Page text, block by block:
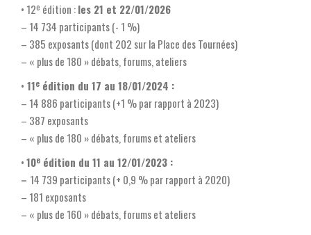
• 12e édition :les 21 et 22/01/2026
– 14 734 participants (- 1 %)
– 385 exposants (dont 202 sur la Place des Tournées)
– « plus de 180 » débats, forums, ateliers
• 11e édition du 17 au 18/01/2024 :
– 14 886 participants (+1 % par rapport à 2023)
– 387 exposants
– « plus de 180 » débats, forums et ateliers
•10e édition du 11 au 12/01/2023 :
– 14 739 participants (+ 0,9 % par rapport à 2020)
– 181 exposants
– « plus de 160 » débats, forums et ateliers